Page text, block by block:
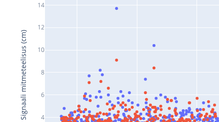
4
6
8
10
12
14
Signaali mitmeteelisus (cm)